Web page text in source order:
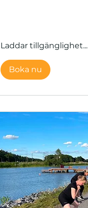
Laddar tillgänglighet...
Boka nu